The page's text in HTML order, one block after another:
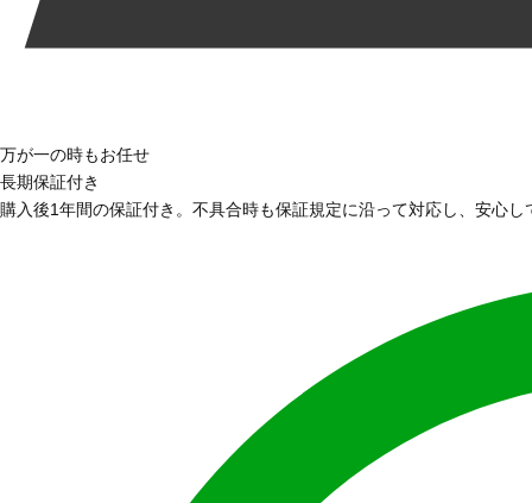
万が一の時もお任せ
長期保証付き
購入後1年間の保証付き。不具合時も保証規定に沿って対応し、安心